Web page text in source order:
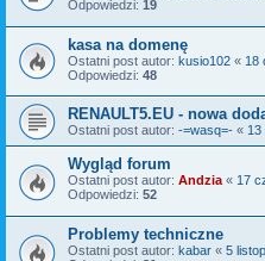
Odpowiedzi: 19
kasa na domenę
Ostatni post autor: kusio102 « 18
Odpowiedzi: 48
RENAULT5.EU - nowa
Ostatni post autor: -=wasq=- « 13
Wygląd forum
Ostatni post autor: Andzia « 17
Odpowiedzi: 52
Problemy techniczne
Ostatni post autor: kabar « 5